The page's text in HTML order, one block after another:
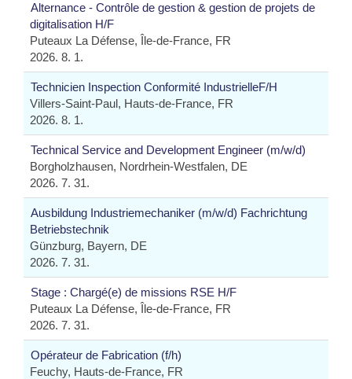
Alternance - Contrôle de gestion & gestion de projets de
digitalisation H/F
Puteaux La Défense, Île-de-France, FR
2026. 8. 1.
Technicien Inspection Conformité IndustrielleF/H
Villers-Saint-Paul, Hauts-de-France, FR
2026. 8. 1.
Technical Service and Development Engineer (m/w/d)
Borgholzhausen, Nordrhein-Westfalen, DE
2026. 7. 31.
Ausbildung Industriemechaniker (m/w/d) Fachrichtung
Betriebstechnik
Günzburg, Bayern, DE
2026. 7. 31.
Stage : Chargé(e) de missions RSE H/F
Puteaux La Défense, Île-de-France, FR
2026. 7. 31.
Opérateur de Fabrication (f/h)
Feuchy, Hauts-de-France, FR